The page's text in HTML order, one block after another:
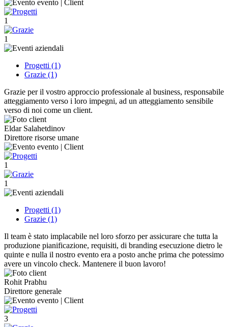
1
1
Progetti (1)
Grazie (1)
Grazie per il vostro approccio professionale al business, responsabile
atteggiamento verso i loro impegni, ad un atteggiamento sensibile
verso di noi come un client.
Eldar Salahetdinov
Direttore risorse umane
1
1
Progetti (1)
Grazie (1)
Il team è stato implacabile nel loro sforzo per assicurare che tutta la
produzione pianificazione, requisiti, di branding esecuzione dietro le
quinte e nulla il nostro evento era a posto anche prima che potessimo
avere un vincolo check. Mantenere il buon lavoro!
Rohit Prabhu
Direttore generale
3